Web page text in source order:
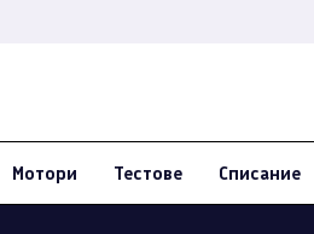
Мотори Тестове Списание